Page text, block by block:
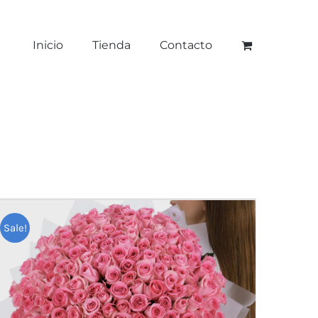
Inicio Tienda Contacto
Sale!